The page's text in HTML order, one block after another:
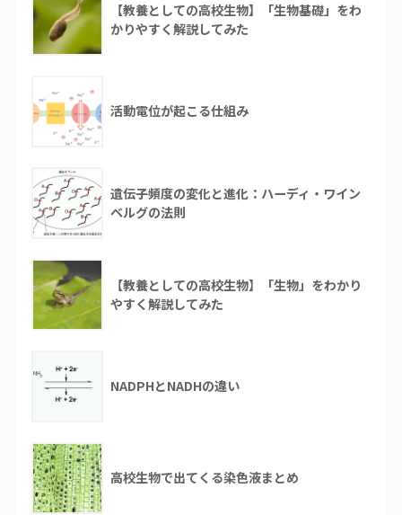
【教養としての高校生物】「生物基礎」をわ
かりやすく解説してみた
活動電位が起こる仕組み
遺伝子頻度の変化と進化：ハーディ・ワイン
ベルグの法則
【教養としての高校生物】「生物」をわかり
やすく解説してみた
NADPHとNADHの違い
高校生物で出てくる染色液まとめ